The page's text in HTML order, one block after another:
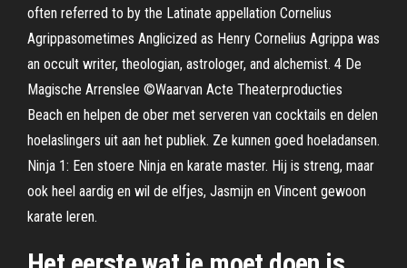
often referred to by the Latinate appellation Cornelius
Agrippasometimes Anglicized as Henry Cornelius Agrippa was
an occult writer, theologian, astrologer, and alchemist. 4 De
Magische Arrenslee ©Waarvan Acte Theaterproducties
Beach en helpen de ober met serveren van cocktails en delen
hoelaslingers uit aan het publiek. Ze kunnen goed hoeladansen.
Ninja 1: Een stoere Ninja en karate master. Hij is streng, maar
ook heel aardig en wil de elfjes, Jasmijn en Vincent gewoon
karate leren.